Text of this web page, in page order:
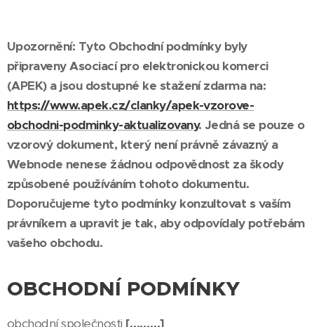
Upozornění: Tyto Obchodní podmínky byly
připraveny Asociací pro elektronickou komerci
(APEK) a jsou dostupné ke stažení zdarma na:
https://www.apek.cz/clanky/apek-vzorove-
obchodni-podminky-aktualizovany. Jedná se pouze o
vzorový dokument, který není právně závazný a
Webnode nenese žádnou odpovědnost za škody
způsobené používáním tohoto dokumentu.
Doporučujeme tyto podmínky konzultovat s vaším
právníkem a upravit je tak, aby odpovídaly potřebám
vašeho obchodu.
OBCHODNÍ PODMÍNKY
obchodní společnosti [………]